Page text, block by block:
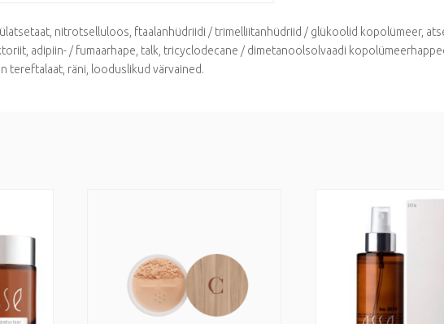
nitrotselluloos, ftaalanhüdriidi / trimelliitanhüdriid / glükoolid kopolümeer,
adipiin- / fumaarhape, talk, tricyclodecane / dimetanoolsolvaadi
räni, looduslikud värvained.